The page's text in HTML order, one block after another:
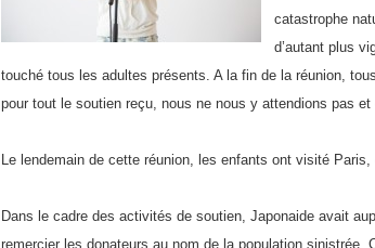
catastrophe
d’autant plus
touché tous les adultes présents. A la fin de la réunion,
pour tout le soutien reçu, nous ne nous y attendions pas
Le lendemain de cette réunion, les enfants ont visité
Dans le cadre des activités de soutien, Japonaide avait
remercier les donateurs au nom de la population sinistrée.